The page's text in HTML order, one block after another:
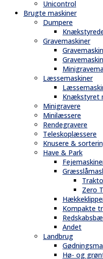
Unicontrol
Brugte maskiner
Dumpere
Gravemaskiner
Læssemaskiner
Knækstyret
Minigravere
Minilæssere
Rendegravere
Teleskoplæssere
Knusere &
Have & Park
Zero
Kompakte
Andet
Landbrug
Hø- og